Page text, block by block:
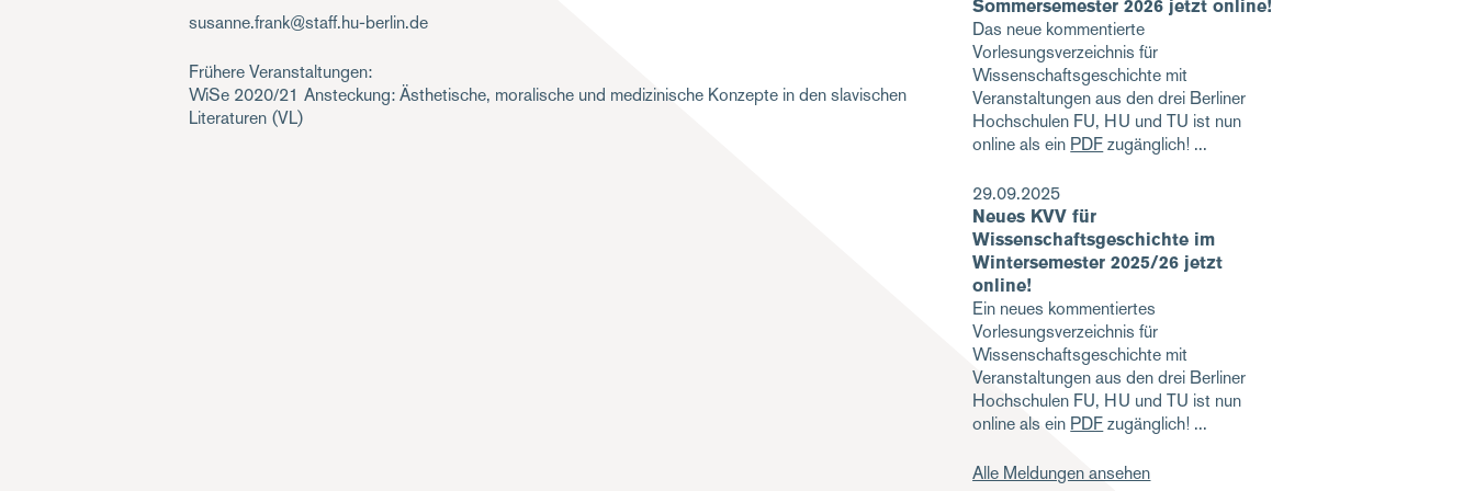
susanne.frank@staff.hu-berlin.de
Frühere Veranstaltungen:
WiSe 2020/21 Ansteckung: Ästhetische, moralische und medizinische Konzepte in den slavischen
Literaturen (VL)
Sommersemester 2026 jetzt online!
Das neue kommentierte
Vorlesungsverzeichnis für
Wissenschaftsgeschichte mit
Veranstaltungen aus den drei Berliner
Hochschulen FU, HU und TU ist nun
online als ein PDFzugänglich!
29.09.2025
Neues KVV für
Wissenschaftsgeschichte im
Wintersemester 2025/26 jetzt
online!
Ein neues kommentiertes
Vorlesungsverzeichnis für
Wissenschaftsgeschichte mit
Veranstaltungen aus den drei Berliner
Hochschulen FU, HU und TU ist nun
online als ein PDFzugänglich!
Alle Meldungen ansehen